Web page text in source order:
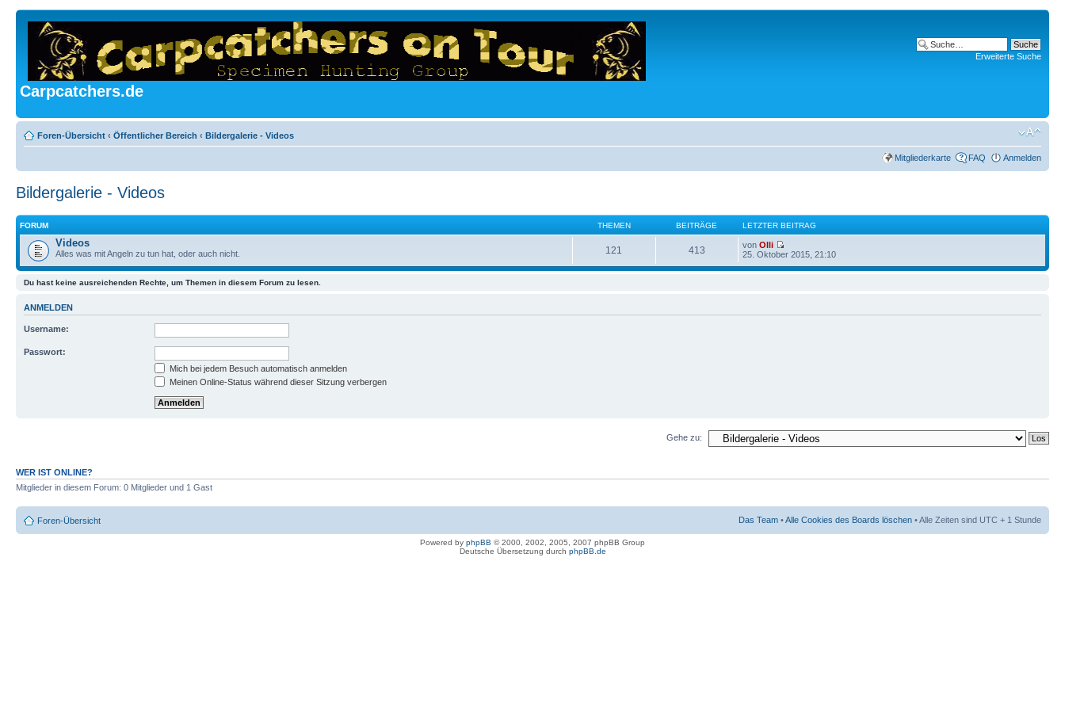
Carpcatchers.de
Erweiterte Suche
Foren-Übersicht ‹ Öffentlicher Bereich ‹ Bildergalerie - Videos
Mitgliederkarte FAQ Anmelden
Bildergalerie - Videos
FORUM THEMEN BEITRÄGE LETZTER BEITRAG
Videos
Alles was mit Angeln zu tun hat, oder auch nicht. 121 413 vonOlli
25. Oktober 2015, 21:10
Du hast keine ausreichenden Rechte, um Themen in diesem Forum zu lesen.
ANMELDEN
Username:
Passwort:
Mich bei jedem Besuch automatisch anmelden
Meinen Online-Status während dieser Sitzung verbergen
Gehe zu:
WER IST ONLINE?
Mitglieder in diesem Forum: 0 Mitglieder und 1 Gast
Foren-Übersicht Das Team •Alle Cookies des Boards löschen • Alle Zeiten sind UTC + 1 Stunde
Powered by phpBB © 2000, 2002, 2005, 2007 phpBB Group
Deutsche Übersetzung durch phpBB.de